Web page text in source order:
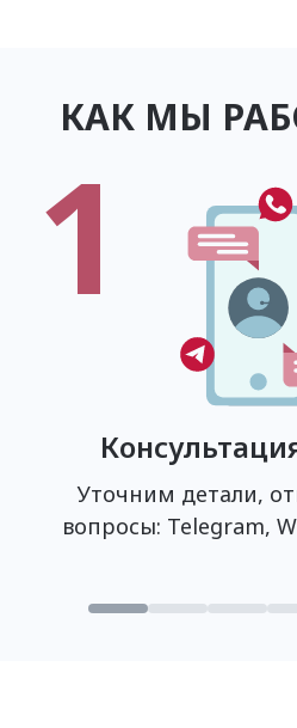
КАК МЫ
1
Уточним детали,
вопросы: Telegram,